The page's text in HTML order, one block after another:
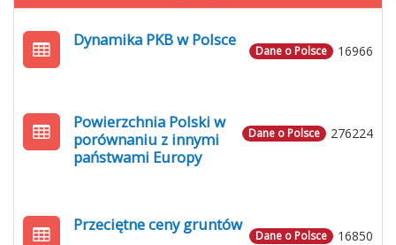
16966
Dane o Polsce
Dynamika PKB w Polsce
276224
Dane o Polsce
Powierzchnia Polski w
porównaniu z innymi
państwami Europy
16850
Dane o Polsce
Przeciętne ceny gruntów